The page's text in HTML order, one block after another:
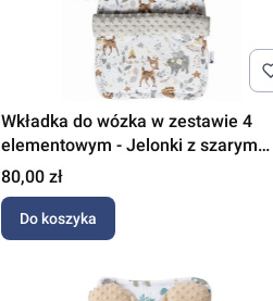
Wkładka do wózka w zestawie 4
elementowym - Jelonki z szarym
Minky
Cena
80,00 zł
Do koszyka